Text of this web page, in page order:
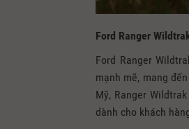
Ford Ranger
Ford Ranger
mạnh mẽ, mang
Mỹ, Ranger
dành cho khách